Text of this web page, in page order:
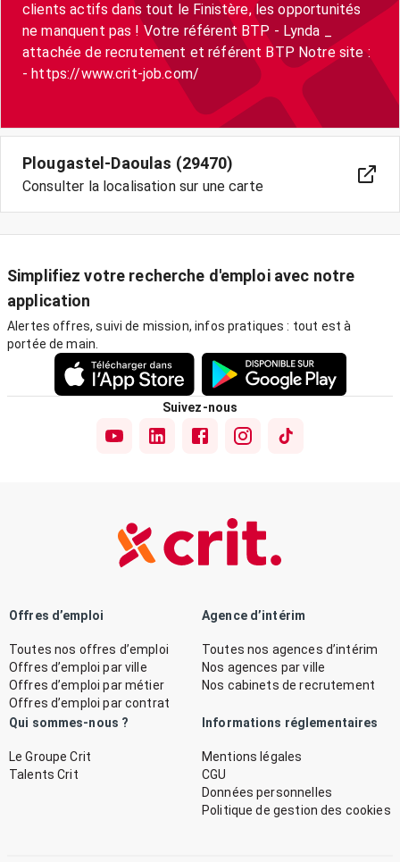
clients actifs dans tout le Finistère, les opportunités
ne manquent pas ! Votre référent BTP - Lynda _
attachée de recrutement et référent BTP Notre site :
- https://www.crit-job.com/
Plougastel-Daoulas (29470)
Consulter la localisation sur une carte
Simplifiez votre recherche d'emploi avec notre
application
Alertes offres, suivi de mission, infos pratiques : tout est à
portée de main.
Suivez-nous
Offres d’emploi
Toutes nos offres d’emploi
Offres d’emploi par ville
Offres d’emploi par métier
Offres d’emploi par contrat
Agence d’intérim
Toutes nos agences d’intérim
Nos agences par ville
Nos cabinets de recrutement
Qui sommes-nous ?
Le Groupe Crit
Talents Crit
Informations réglementaires
Mentions légales
CGU
Données personnelles
Politique de gestion des cookies